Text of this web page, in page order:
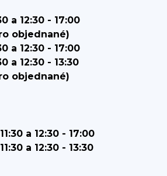
a 12:30 - 17:00
objednané)
a 12:30 - 17:00
a 12:30 - 13:30
objednané)
a 12:30 - 17:00
a 12:30 - 13:30